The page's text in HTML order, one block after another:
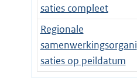
saties compleet
Regionale
samenwerkingsorgani
saties op peildatum